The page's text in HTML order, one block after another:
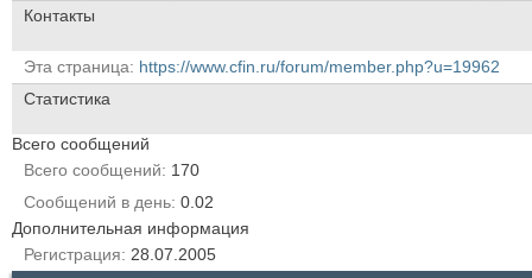
Контакты
Эта страница
https://www.cfin.ru/forum/member.php?u=19962
Статистика
Всего сообщений
Всего сообщений
170
Сообщений в день 0.02
Дополнительная информация
Регистрация
28.07.2005